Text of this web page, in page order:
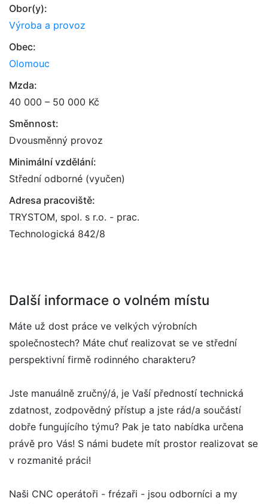
Obor(y):
Výroba a provoz
Obec:
Olomouc
Mzda:
40 000 – 50 000 Kč
Směnnost:
Dvousměnný provoz
Minimální vzdělání:
Střední odborné (vyučen)
Adresa pracoviště:
TRYSTOM, spol. s r.o. - prac.
Technologická 842/8
Další informace o volném místu
Máte už dost práce ve velkých výrobních
společnostech? Máte chuť realizovat se ve střední
perspektivní firmě rodinného charakteru?
Jste manuálně zručný/á, je Vaší předností technická
zdatnost, zodpovědný přístup a jste rád/a součástí
dobře fungujícího týmu? Pak je tato nabídka určena
právě pro Vás! S námi budete mít prostor realizovat se
v rozmanité práci!
Naši CNC operátoři - frézaři - jsou odborníci a my